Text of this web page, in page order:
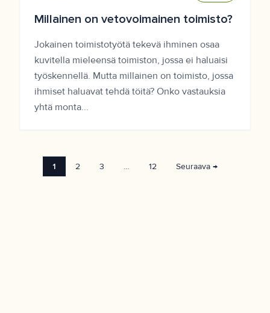
Millainen on vetovoimainen toimisto?
Jokainen toimistotyötä tekevä ihminen osaa
kuvitella mieleensä toimiston, jossa ei haluaisi
työskennellä. Mutta millainen on toimisto, jossa
ihmiset haluavat tehdä töitä? Onko vastauksia
yhtä monta...
1 2 3 … 12 Seuraava →